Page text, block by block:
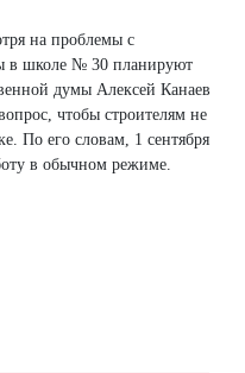
на проблемы с
в школе № 30 планируют
думы Алексей Канаев
чтобы строителям не
По его словам, 1 сентября
в обычном режиме.